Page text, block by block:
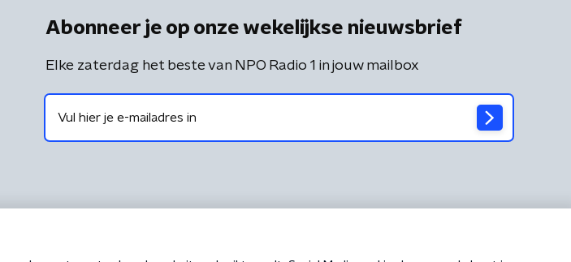
Abonneer je op onze wekelijkse nieuwsbrief
Elke zaterdag het beste van NPO Radio 1 in jouw mailbox